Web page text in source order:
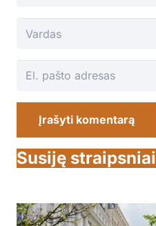
Įrašyti komentarą
Susiję straipsniai